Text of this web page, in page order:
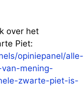
over het
Piet:
opiniepanel/alle-
mening-
zwarte-piet-is-